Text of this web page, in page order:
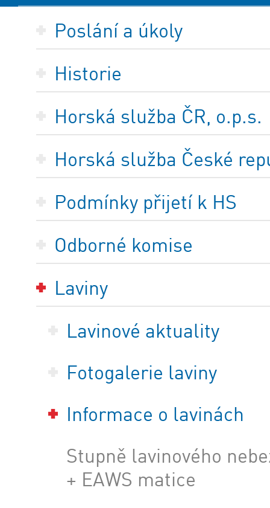
Poslání a úkoly
Historie
Horská služba ČR, o.p.s.
Horská služba České
Podmínky přijetí k HS
Odborné komise
Laviny
Lavinové aktuality
Fotogalerie laviny
Informace o lavinách
Stupně lavinového
+ EAWS matice